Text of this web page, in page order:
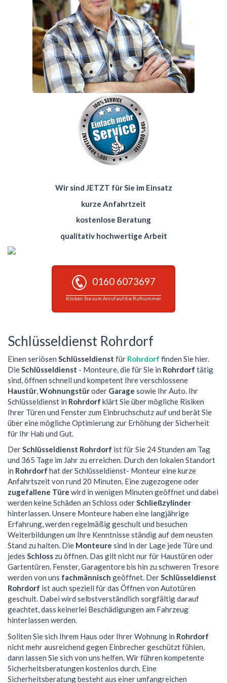
Wir sind JETZT für Sie im Einsatz
kurze Anfahrtzeit
kostenlose Beratung
qualitativ hochwertige Arbeit
0160 6073697
Klicken Sie zum Anruf auf die Rufnummer
Schlüsseldienst Rohrdorf
Einen seriösen Schlüsseldienst für Rohrdorf finden Sie hier.
DieSchlüsseldienst - Monteure, die für Sie in Rohrdorf tätig
sind, öffnen schnell und kompetent Ihre verschlossene
Haustür,Wohnungstüroder Garage sowie Ihr Auto. Ihr
Schlüsseldienst in Rohrdorf klärt Sie über mögliche Risiken
Ihrer Türen und Fenster zum Einbruchschutz auf und berät Sie
über eine mögliche Optimierung zur Erhöhung der Sicherheit
für Ihr Hab und Gut.
DerSchlüsseldienst Rohrdorf ist für Sie 24 Stunden am Tag
und 365 Tage im Jahr zu erreichen. Durch den lokalen Standort
in Rohrdorf hat der Schlüsseldienst- Monteur eine kurze
Anfahrtszeit von rund 20 Minuten. Eine zugezogene oder
zugefallene Türe wird in wenigen Minuten geöffnet und dabei
werden keine Schäden an Schloss oderSchließzylinder
hinterlassen. Unsere Monteure haben eine langjährige
Erfahrung, werden regelmäßig geschult und besuchen
Weiterbildungen um Ihre Kenntnisse ständig auf dem neusten
Stand zu halten. Die Monteure sind in der Lage jede Türe und
jedes Schloss zu öffnen. Das gilt nicht nur für Haustüren oder
Gartentüren. Fenster, Garagentore bis hin zu schweren Tresore
werden von uns fachmännisch geöffnet. DerSchlüsseldienst
Rohrdorf ist auch speziell für das Öffnen von Autotüren
geschult. Dabei wird selbstverständlich sorgfältig darauf
geachtet, dass keinerlei Beschädigungen am Fahrzeug
hinterlassen werden.
Sollten Sie sich Ihrem Haus oder Ihrer Wohnung in Rohrdorf
nicht mehr ausreichend gegen Einbrecher geschützt fühlen,
dann lassen Sie sich von uns helfen. Wir führen kompetente
Sicherheitsberatungen kostenlos durch. Eine
Sicherheitsberatung besteht aus einer umfangreichen